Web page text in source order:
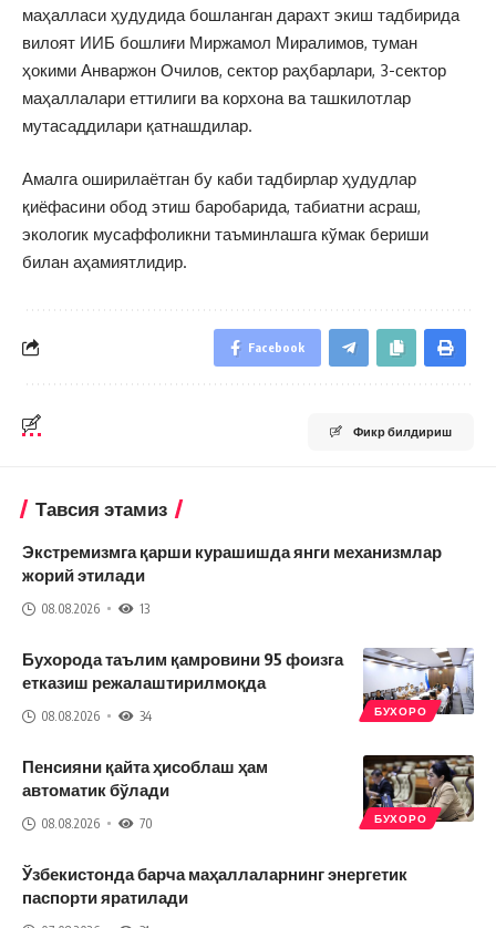
маҳалласи ҳудудида бошланган дарахт экиш тадбирида
вилоят ИИБ бошлиғи Миржамол Миралимов, туман
ҳокими Анваржон Очилов, сектор раҳбарлари, 3-сектор
маҳаллалари еттилиги ва корхона ва ташкилотлар
мутасаддилари қатнашдилар.
Амалга оширилаётган бу каби тадбирлар ҳудудлар
қиёфасини обод этиш баробарида, табиатни асраш,
экологик мусаффоликни таъминлашга кўмак бериши
билан аҳамиятлидир.
Facebook
Фикр билдириш
Тавсия этамиз
Экстремизмга қарши курашишда янги механизмлар
жорий этилади
08.08.2026 13
БУХОРО
Бухорода таълим қамровини 95 фоизга
етказиш режалаштирилмоқда
08.08.2026 34
БУХОРО
Пенсияни қайта ҳисоблаш ҳам
автоматик бўлади
08.08.2026 70
Ўзбекистонда барча маҳаллаларнинг энергетик
паспорти яратилади